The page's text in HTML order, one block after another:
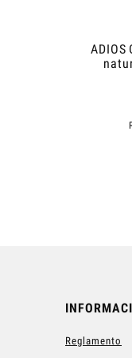
ADIOS
Reglamento